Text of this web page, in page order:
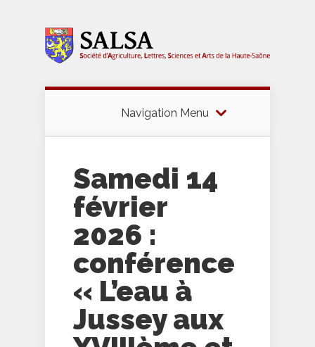
Navigation Menu
Samedi 14
février
2026 :
conférence
« L’eau à
Jussey aux